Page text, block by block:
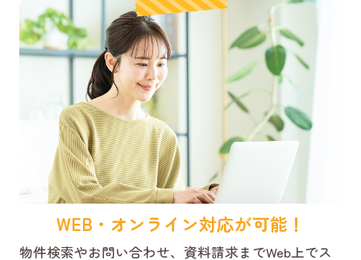
WEB・オンライン対応が可能！
物件検索やお問い合わせ、資料請求までWeb上でス